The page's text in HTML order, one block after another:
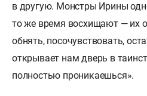
в другую. Монстры Ирины
то же время восхищают — их
обнять, посочувствовать,
открывает нам дверь в
полностью проникаешься».